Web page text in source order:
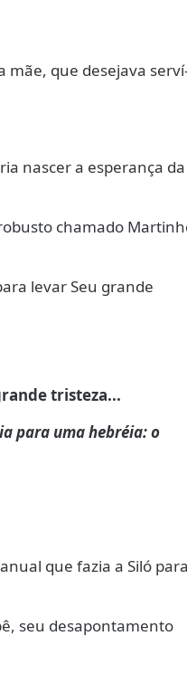
que desejava
nascer a esperança da
chamado
levar Seu grande
tristeza...
para uma hebréia: o
que fazia a Siló para
seu desapontamento